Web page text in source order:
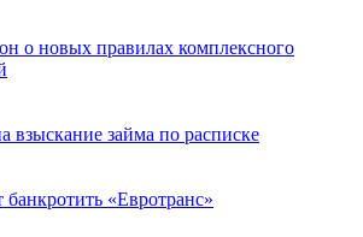
о новых правилах комплексного
взыскание займа по расписке
«Евротранс»